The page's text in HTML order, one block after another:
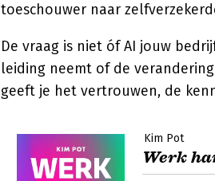
toeschouwer naar
De vraag is niet óf AI jouw
leiding neemt of de
geeft je het vertrouwen, de
Kim Pot
Werk